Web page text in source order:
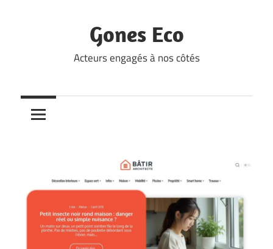
Gones Eco
Acteurs engagés à nos côtés